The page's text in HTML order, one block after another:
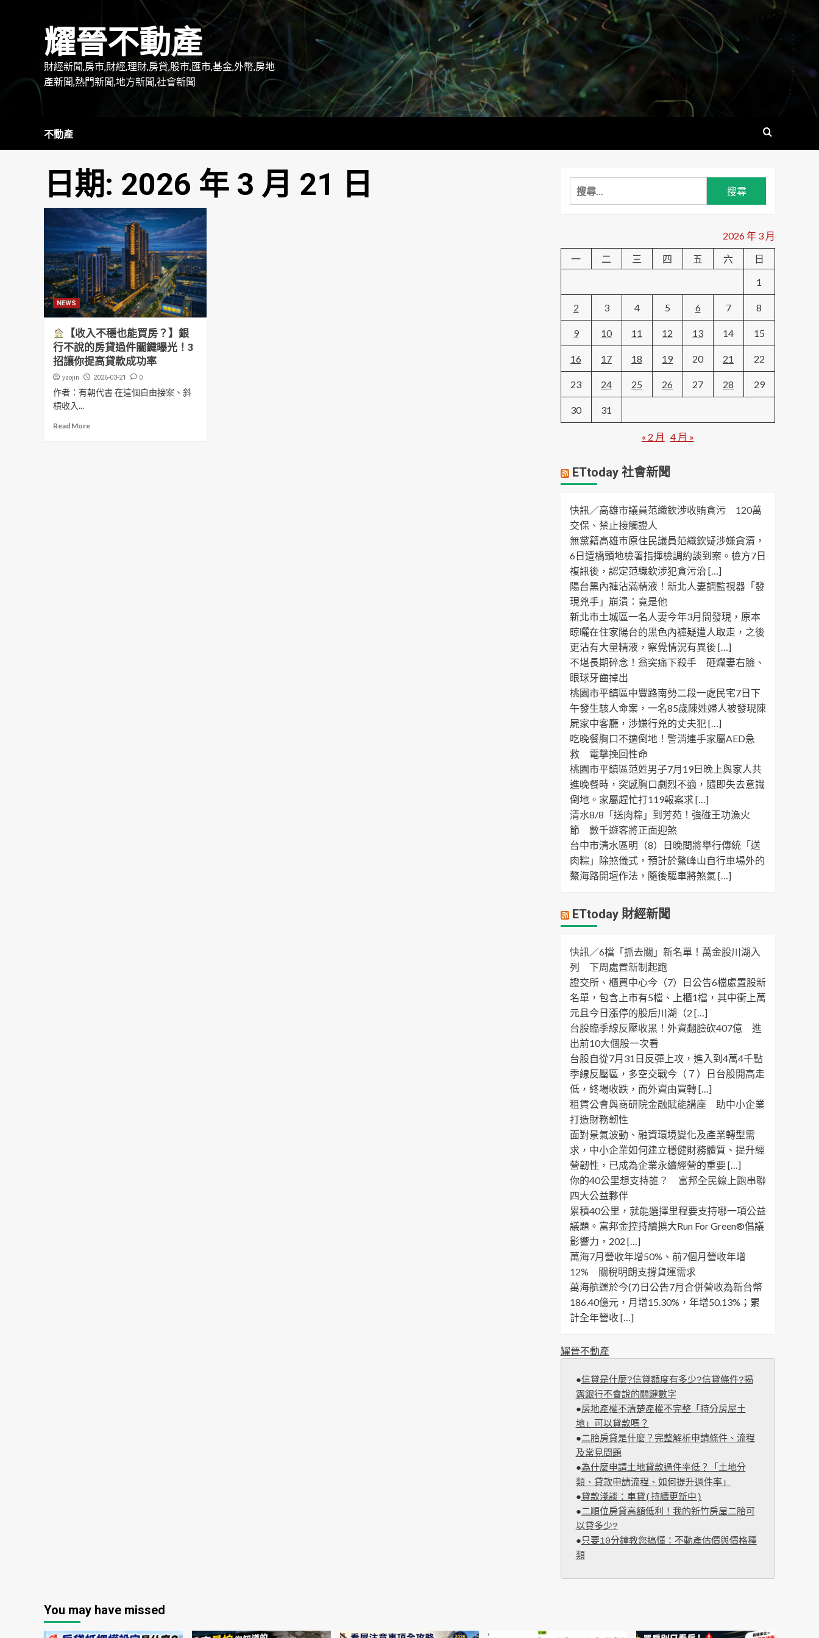
耀晉不動產
財經新聞,房市,財經,理財,房貸,股市,匯市,基金,外幣,房地
產新聞,熱門新聞,地方新聞,社會新聞
不動產
日期: 2026 年 3 月 21 日
NEWS
【收入不穩也能買房？】銀
行不說的房貸過件關鍵曝光！3
招讓你提高貸款成功率
yaojin 2026-03-21 0
作者：有朝代書 在這個自由接案、斜
槓收入...
Read More
搜
尋
字:
2026 年 3 月
一
二 三 四 五 六
日
1
2 3 4 5 6 7 8
9 10 11 12 13 14 15
16 17 18 19 20 21 22
23 24 25 26 27 28 29
30 31
« 2 月 4 月 »
ETtoday 社會新聞
快訊／高雄市議員范織欽涉收賄貪污 120萬
交保、禁止接觸證人
無黨籍高雄市原住民議員范織欽疑涉嫌貪瀆，
6日遭橋頭地檢署指揮檢調約談到案。檢方7日
複訊後，認定范織欽涉犯貪污治 […]
陽台黑內褲沾滿精液！新北人妻調監視器「發
現兇手」崩潰：竟是他
新北市土城區一名人妻今年3月間發現，原本
晾曬在住家陽台的黑色內褲疑遭人取走，之後
更沾有大量精液，察覺情況有異後 […]
不堪長期碎念！翁突痛下殺手 砸爛妻右臉、
眼球牙齒掉出
桃園市平鎮區中豐路南勢二段一處民宅7日下
午發生駭人命案，一名85歲陳姓婦人被發現陳
屍家中客廳，涉嫌行兇的丈夫犯 […]
吃晚餐胸口不適倒地！警消連手家屬AED急
救 電擊挽回性命
桃園市平鎮區范姓男子7月19日晚上與家人共
進晚餐時，突感胸口劇烈不適，隨即失去意識
倒地。家屬趕忙打119報案求 […]
清水8/8「送肉粽」到芳苑！強碰王功漁火
節 數千遊客將正面迎煞
台中市清水區明（8）日晚間將舉行傳統「送
肉粽」除煞儀式，預計於鰲峰山自行車場外的
鰲海路開壇作法，隨後驅車將煞氣 […]
ETtoday 財經新聞
快訊／6檔「抓去關」新名單！萬金股川湖入
列 下周處置新制起跑
證交所、櫃買中心今（7）日公告6檔處置股新
名單，包含上市有5檔、上櫃1檔，其中衝上萬
元且今日漲停的股后川湖（2 […]
台股臨季線反壓收黑！外資翻臉砍407億 進
出前10大個股一次看
台股自從7月31日反彈上攻，進入到4萬4千點
季線反壓區，多空交戰今（７）日台股開高走
低，終場收跌，而外資由買轉 […]
租賃公會與商研院金融賦能講座 助中小企業
打造財務韌性
面對景氣波動、融資環境變化及產業轉型需
求，中小企業如何建立穩健財務體質、提升經
營韌性，已成為企業永續經營的重要 […]
你的40公里想支持誰？ 富邦全民線上跑串聯
四大公益夥伴
累積40公里，就能選擇里程要支持哪一項公益
議題。富邦金控持續擴大Run For Green®倡議
影響力，202 […]
萬海7月營收年增50%、前7個月營收年增
12% 關稅明朗支撐貨運需求
萬海航運於今(7)日公告7月合併營收為新台幣
186.40億元，月增15.30%，年增50.13%；累
計全年營收 […]
耀晉不動產
●信貸是什麼?信貸額度有多少?信貸條件?揭
露銀行不會說的關鍵數字
●房地產權不清楚產權不完整「持分房屋土
地」可以貸款嗎？
●二胎房貸是什麼？完整解析申請條件、流程
及常見問題
●為什麼申請土地貸款過件率低？「土地分
類、貸款申請流程、如何提升過件率」
●貸款淺談：車貸(持續更新中)
●二順位房貸高額低利！我的新竹房屋二胎可
以貸多少?
●只要10分鐘教您搞懂：不動產估價與價格種
類
You may have missed